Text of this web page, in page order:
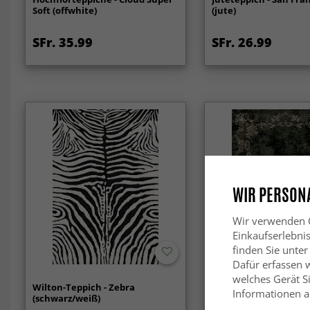
Soft (offwhite)
SFr. 35.99
(jute)
SFr. 26.99
Wilton-Teppich - Zebra
(schwarz/weiß)
Wilton-Teppich -
(dunkelgrün)
WIR
Wir verwenden
finden Sie unter
Dafür erfassen
welches Gerät
Informationen